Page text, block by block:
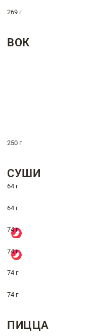
269 г
ВОК
250 г
СУШИ
64 г
64 г
74 г
74 г
74 г
74 г
ПИЦЦА